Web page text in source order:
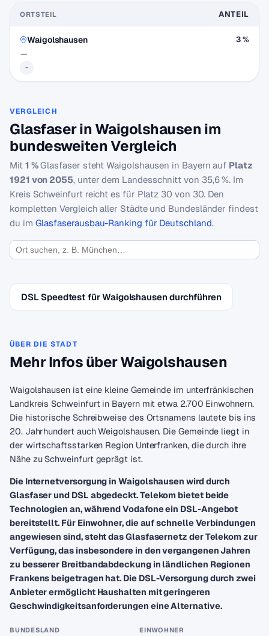
ORTSTEIL ANTEIL
Waigolshausen
-
—
3 %
VERGLEICH
Glasfaser in Waigolshausen im
bundesweiten Vergleich
Mit 1 %Glasfaser steht Waigolshausen in Bayern auf Platz
1921 von 2055, unter dem Landesschnitt von 35,6 %. Im
Kreis Schweinfurt reicht es für Platz 30 von 30. Den
kompletten Vergleich aller Städte und Bundesländer findest
du im Glasfaserausbau-Ranking für Deutschland.
DSL Speedtest für Waigolshausen durchführen
ÜBER DIE STADT
Mehr Infos über Waigolshausen
Waigolshausen ist eine kleine Gemeinde im unterfränkischen
Landkreis Schweinfurt in Bayern mit etwa 2.700 Einwohnern.
Die historische Schreibweise des Ortsnamens lautete bis ins
20. Jahrhundert auch Weigolshausen. Die Gemeinde liegt in
der wirtschaftsstarken Region Unterfranken, die durch ihre
Nähe zu Schweinfurt geprägt ist.
Die Internetversorgung in Waigolshausen wird durch
Glasfaser und DSL abgedeckt. Telekom bietet beide
Technologien an, während Vodafone ein DSL-Angebot
bereitstellt. Für Einwohner, die auf schnelle Verbindungen
angewiesen sind, steht das Glasfasernetz der Telekom zur
Verfügung, das insbesondere in den vergangenen Jahren
zu besserer Breitbandabdeckung in ländlichen Regionen
Frankens beigetragen hat. Die DSL-Versorgung durch zwei
Anbieter ermöglicht Haushalten mit geringeren
Geschwindigkeitsanforderungen eine Alternative.
BUNDESLAND EINWOHNER